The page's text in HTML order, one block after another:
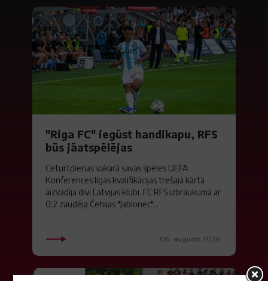
"Riga FC" iegūst handikapu, RFS
būs jāatspēlējas
Ceturtdienas vakarā savas spēles UEFA
Konferences līgas kvalifikācijas trešajā kārtā
aizvadīja divi Latvijas klubi. FC RFS izbraukumā ar
0:2 zaudēja Čehijas "Jablonec"...
06. augusts 2026.